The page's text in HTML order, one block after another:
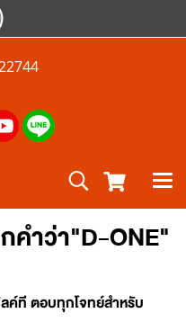
คำว่า"D-ONE"
ค์ที ตอบทุกโจทย์สำหรับ